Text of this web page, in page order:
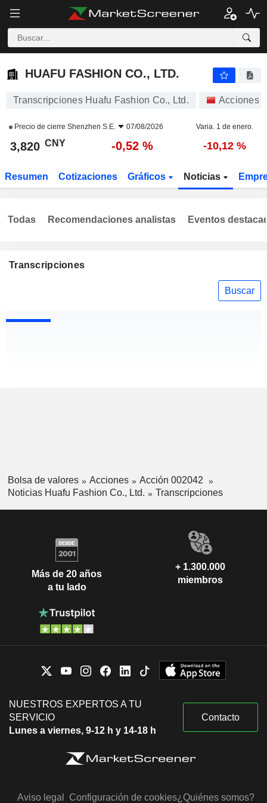
HUAFU FASHION CO., LTD.
HUAFU FASHION CO., LTD.
Transcripciones Huafu Fashion Co., Ltd. Acciones
Precio de cierre Shenzhen S.E. 07/08/2026 Varia. 1 de enero.
3,820 CNY -0,52 % -10,12 %
Resumen Cotizaciones Gráficos Noticias
Transcripciones
Buscar
Todas Recomendaciones analistas Eventos
Bolsa de valores Acciones
Acción 002042
Noticias Huafu Fashion Co., Ltd.
Transcripciones
Más de 20 años
a tu lado
+ 1.300.000
miembros
NUESTROS EXPERTOS A TU
SERVICIO
Lunes a viernes, 9-12 h y 14-18 h
Contacto
Aviso legal Configuración de cookies¿Quiénes somos?